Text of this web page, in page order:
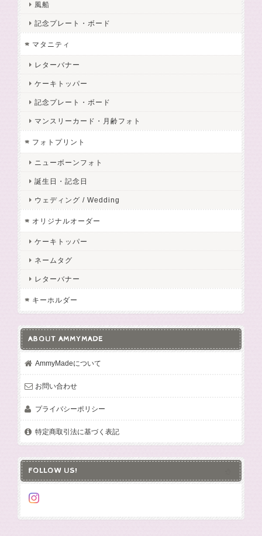
風船
記念プレート・ボード
マタニティ
レターバナー
ケーキトッパー
記念プレート・ボード
マンスリーカード・月齢フォト
フォトプリント
ニューボーンフォト
誕生日・記念日
ウェディング / Wedding
オリジナルオーダー
ケーキトッパー
ネームタグ
レターバナー
キーホルダー
ABOUT AMMYMADE
AmmyMadeについて
お問い合わせ
プライバシーポリシー
特定商取引法に基づく表記
FOLLOW US!